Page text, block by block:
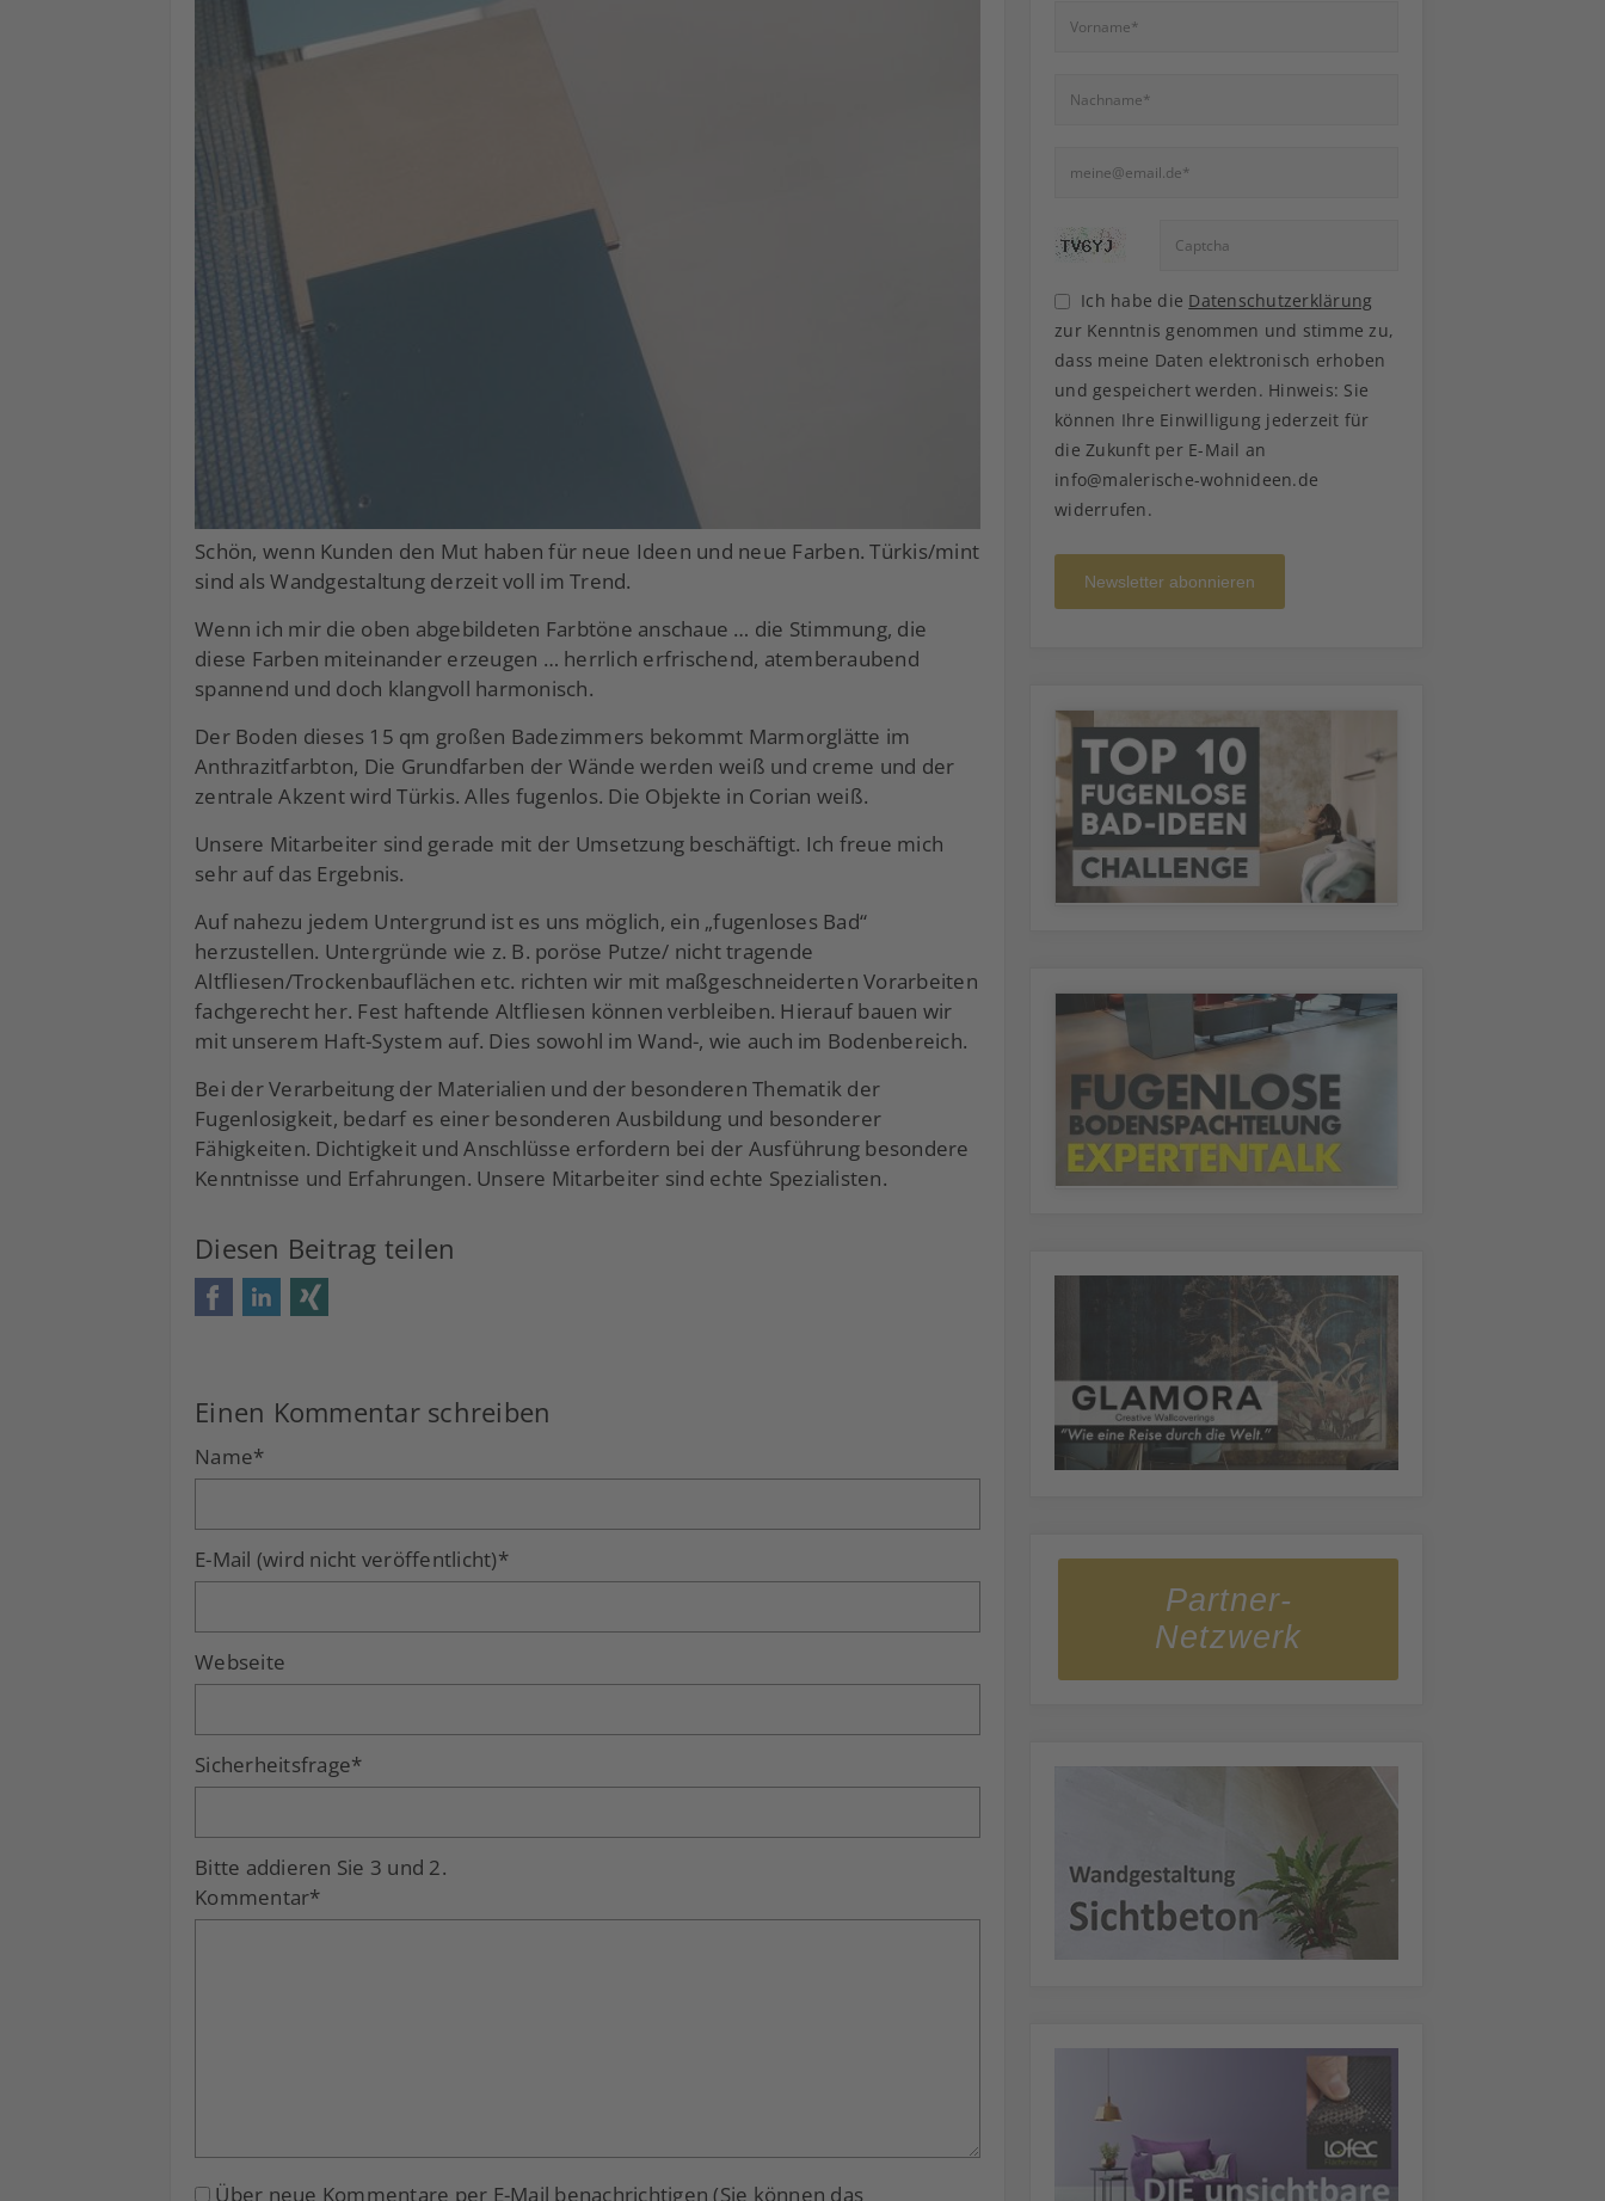
Schön, wenn Kunden den Mut haben für neue Ideen und neue Farben. Türkis/mint
sind als Wandgestaltung derzeit voll im Trend.
Wenn ich mir die oben abgebildeten Farbtöne anschaue … die Stimmung, die
diese Farben miteinander erzeugen … herrlich erfrischend, atemberaubend
spannend und doch klangvoll harmonisch.
Der Boden dieses 15 qm großen Badezimmers bekommt Marmorglätte im
Anthrazitfarbton, Die Grundfarben der Wände werden weiß und creme und der
zentrale Akzent wird Türkis. Alles fugenlos. Die Objekte in Corian weiß.
Unsere Mitarbeiter sind gerade mit der Umsetzung beschäftigt. Ich freue mich
sehr auf das Ergebnis.
Auf nahezu jedem Untergrund ist es uns möglich, ein „fugenloses Bad“
herzustellen. Untergründe wie z. B. poröse Putze/ nicht tragende
Altfliesen/Trockenbauflächen etc. richten wir mit maßgeschneiderten Vorarbeiten
fachgerecht her. Fest haftende Altfliesen können verbleiben. Hierauf bauen wir
mit unserem Haft-System auf. Dies sowohl im Wand-, wie auch im Bodenbereich.
Bei der Verarbeitung der Materialien und der besonderen Thematik der
Fugenlosigkeit, bedarf es einer besonderen Ausbildung und besonderer
Fähigkeiten. Dichtigkeit und Anschlüsse erfordern bei der Ausführung besondere
Kenntnisse und Erfahrungen. Unsere Mitarbeiter sind echte Spezialisten.
Diesen Beitrag teilen
FacebookLinkedIn
Einen Kommentar schreiben
Name*
E-Mail (wird nicht veröffentlicht)*
Webseite
Sicherheitsfrage*
Bitte addieren Sie 3 und 2.
Kommentar*
Über neue Kommentare per E-Mail benachrichtigen (Sie können das
Ich habe die Datenschutzerklärung
zur Kenntnis genommen und stimme zu,
dass meine Daten elektronisch erhoben
und gespeichert werden. Hinweis: Sie
können Ihre Einwilligung jederzeit für
die Zukunft per E-Mail an
info@malerische-wohnideen.de
widerrufen.
Partner-
Netzwerk